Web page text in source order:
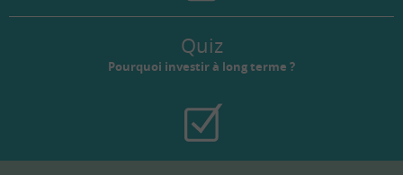
Quiz
Pourquoi investir à long terme ?